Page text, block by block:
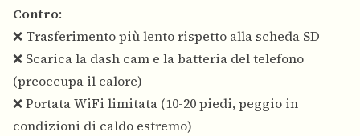
Contro:
❌ Trasferimento più lento rispetto alla scheda SD
❌ Scarica la dash cam e la batteria del telefono
(preoccupa il calore)
❌ Portata WiFi limitata (10-20 piedi, peggio in
condizioni di caldo estremo)